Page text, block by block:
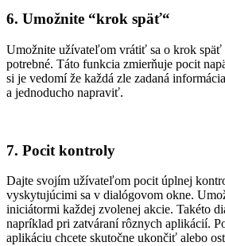
6. Umožnite “krok späť“
Umožnite užívateľom vrátiť sa o krok
potrebné. Táto funkcia zmierňuje pocit
si je vedomí že každá zle zadaná
a jednoducho napraviť.
7. Pocit kontroly
Dajte svojím užívateľom pocit úplnej
vyskytujúcimi sa v dialógovom okne.
iniciátormi každej zvolenej akcie. Takéto
napríklad pri zatváraní rôznych aplikácií.
aplikáciu chcete skutočne ukončiť alebo